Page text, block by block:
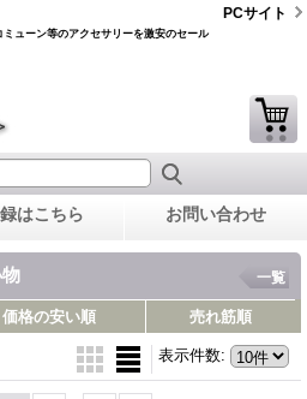
ューン等のアクセサリーを激安のセール
PCサイト
はこちら お問い合わせ
一覧
価格の安い順 売れ筋順
表示件数: